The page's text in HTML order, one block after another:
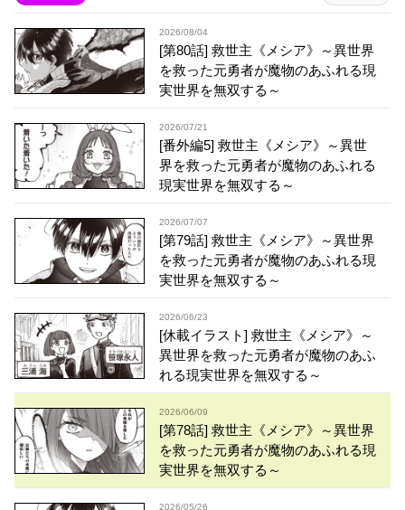
2026/08/04
[第80話] 救世主《メシア》～異世界
を救った元勇者が魔物のあふれる現
実世界を無双する～
2026/07/21
[番外編5] 救世主《メシア》～異世
界を救った元勇者が魔物のあふれる
現実世界を無双する～
2026/07/07
[第79話] 救世主《メシア》～異世界
を救った元勇者が魔物のあふれる現
実世界を無双する～
2026/06/23
[休載イラスト] 救世主《メシア》～
異世界を救った元勇者が魔物のあふ
れる現実世界を無双する～
2026/06/09
[第78話] 救世主《メシア》～異世界
を救った元勇者が魔物のあふれる現
実世界を無双する～
2026/05/26